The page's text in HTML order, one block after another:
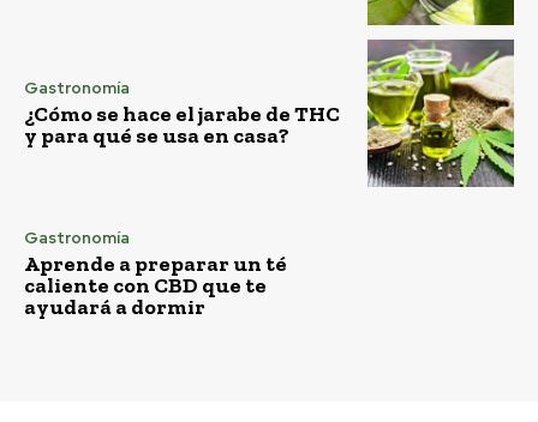
Gastronomía
¿Cómo se hace el jarabe de THC
y para qué se usa en casa?
Gastronomía
Aprende a preparar un té
caliente con CBD que te
ayudará a dormir